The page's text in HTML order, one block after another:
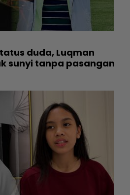
duda, Luqman
sunyi tanpa pasangan